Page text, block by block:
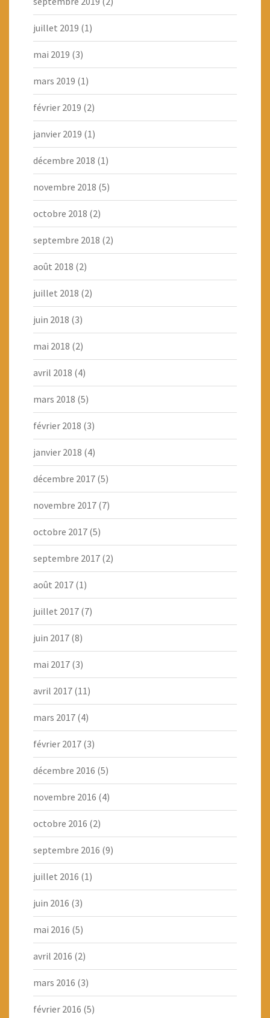
juillet 2019 (1)
mai 2019 (3)
mars 2019 (1)
février 2019 (2)
janvier 2019 (1)
décembre 2018 (1)
novembre 2018 (5)
octobre 2018 (2)
septembre 2018 (2)
août 2018 (2)
juillet 2018 (2)
juin 2018 (3)
mai 2018 (2)
avril 2018 (4)
mars 2018 (5)
février 2018 (3)
janvier 2018 (4)
décembre 2017 (5)
novembre 2017 (7)
octobre 2017 (5)
septembre 2017 (2)
août 2017 (1)
juillet 2017 (7)
juin 2017 (8)
mai 2017 (3)
avril 2017 (11)
mars 2017 (4)
février 2017 (3)
décembre 2016 (5)
novembre 2016 (4)
octobre 2016 (2)
septembre 2016 (9)
juillet 2016 (1)
juin 2016 (3)
mai 2016 (5)
avril 2016 (2)
mars 2016 (3)
février 2016 (5)